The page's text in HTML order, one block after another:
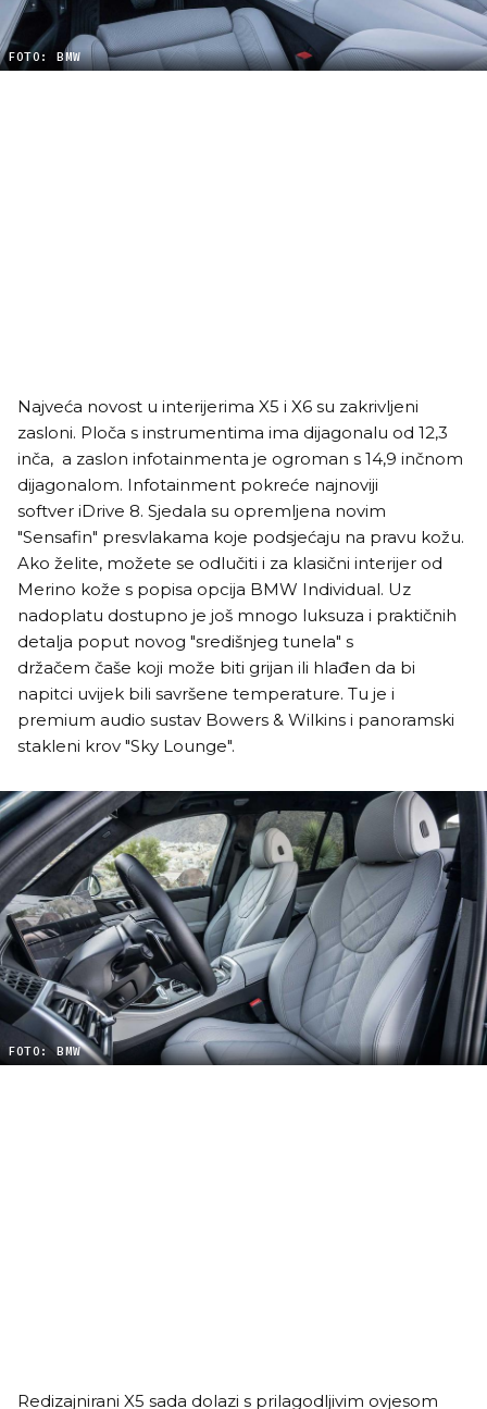
FOTO: BMW
Najveća novost u interijerima X5 i X6 su zakrivljeni
zasloni. Ploča s instrumentima ima dijagonalu od 12,3
inča, a zaslon infotainmenta je ogroman s 14,9 inčnom
dijagonalom. Infotainment pokreće najnoviji
softver iDrive 8. Sjedala su opremljena novim
"Sensafin" presvlakama koje podsjećaju na pravu kožu.
Ako želite, možete se odlučiti i za klasični interijer od
Merino kože s popisa opcija BMW Individual. Uz
nadoplatu dostupno je još mnogo luksuza i praktičnih
detalja poput novog "središnjeg tunela" s
držačem čaše koji može biti grijan ili hlađen da bi
napitci uvijek bili savršene temperature. Tu je i
premium audio sustav Bowers & Wilkins i panoramski
stakleni krov "Sky Lounge".
FOTO: BMW
Redizajnirani X5 sada dolazi s prilagodljivim ovjesom